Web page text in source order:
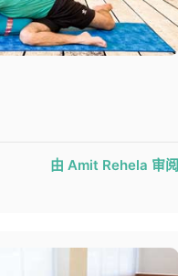
由 Amit Rehela 审阅